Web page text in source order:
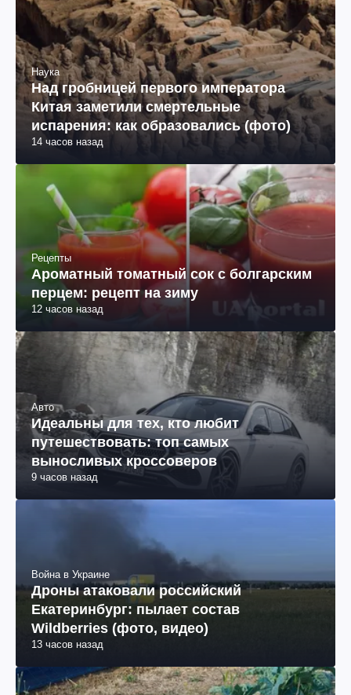
Наука
Над гробницей первого императора
Китая заметили смертельные
испарения: как образовались (фото)
14 часов назад
Рецепты
Ароматный томатный сок с болгарским
перцем: рецепт на зиму
12 часов назад
Авто
Идеальны для тех, кто любит
путешествовать: топ самых
выносливых кроссоверов
9 часов назад
Война в Украине
Дроны атаковали российский
Екатеринбург: пылает состав
Wildberries (фото, видео)
13 часов назад